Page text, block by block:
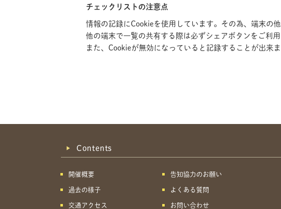
チェックリストの注意点
情報の記録にCookieを使用しています。その為、端末の
他の端末で一覧の共有する際は必ずシェアボタンをご利用
また、Cookieが無効になっていると記録することが出来
Contents
開催概要
過去の様子
交通アクセス
告知協力のお願い
よくある質問
お問い合わせ